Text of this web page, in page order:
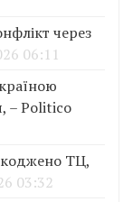
через
06:11
– Politico
ТЦ,
03:32